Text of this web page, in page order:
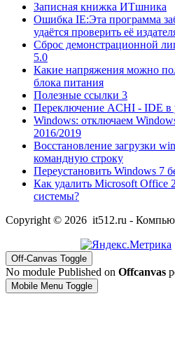
Записная книжка ИТшника
Ошибка IE:Эта программа
удаётся проверить её
Сброс демонстрационной
5.0
Какие напряжения можно
блока питания
Полезные ссылки 3
Переключение ACHI - IDE в
Windows: отключаем
2016/2019
Восстановление загрузки
командную строку
Переустановить Windows 7
Как удалить Microsoft Office
системы?
Copyright © 2026 it512.ru -
Off-Canvas Toggle
No module Published on Offcanvas
Mobile Menu Toggle